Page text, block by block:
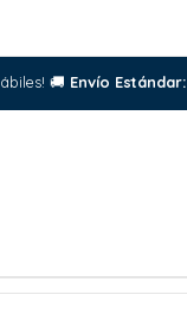
🚚 Envío Estándar: